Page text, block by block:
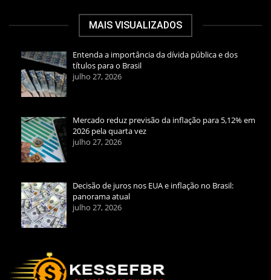
MAIS VISUALIZADOS
Entenda a importância da dívida pública e dos
títulos para o Brasil
julho 27, 2026
Mercado reduz previsão da inflação para 5,12% em
2026 pela quarta vez
julho 27, 2026
Decisão de juros nos EUA e inflação no Brasil:
panorama atual
julho 27, 2026